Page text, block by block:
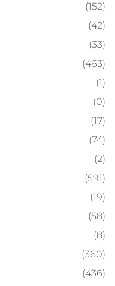
(152)
(42)
(33)
(463)
(1)
(0)
(17)
(74)
(2)
(591)
(19)
(58)
(8)
(360)
(436)